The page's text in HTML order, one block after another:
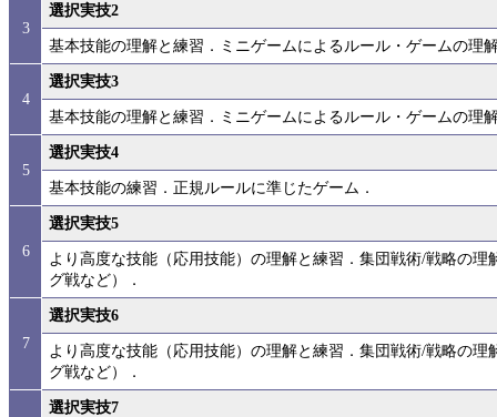
3
選択実技2
基本技能の理解と練習．ミニゲームによるルール・ゲームの理
4
選択実技3
基本技能の理解と練習．ミニゲームによるルール・ゲームの理
5
選択実技4
基本技能の練習．正規ルールに準じたゲーム．
6
選択実技5
より高度な技能（応用技能）の理解と練習．集団戦術/戦略の
グ戦など）．
7
選択実技6
より高度な技能（応用技能）の理解と練習．集団戦術/戦略の
グ戦など）．
選択実技7